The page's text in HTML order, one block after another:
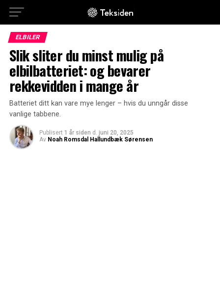
ELBILER
Slik sliter du minst mulig på
elbilbatteriet: og bevarer
rekkevidden i mange år
Batteriet ditt kan vare mye lenger – hvis du unngår disse
vanlige tabbene.
Publisert 1 år siden d. juni 20, 2025
Av Noah Romsdal Hallundbæk Sørensen